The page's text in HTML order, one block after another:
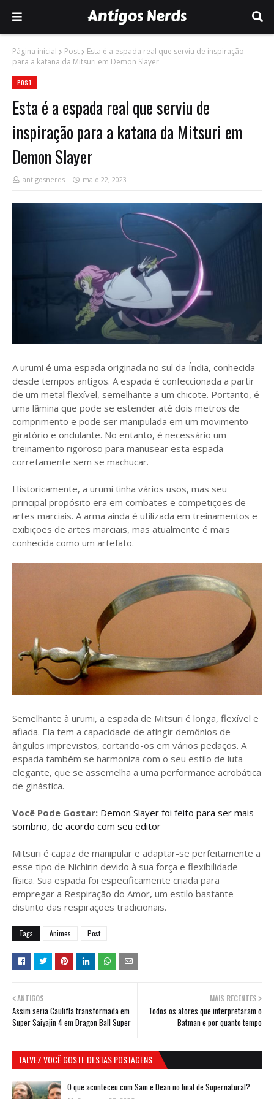
Página inicial Post
Esta é a espada real que serviu de inspiração
para a katana da Mitsuri em Demon Slayer
POST
Esta é a espada real que serviu de
inspiração para a katana da Mitsuri em
Demon Slayer
antigosnerds maio 22, 2023
A urumi é uma espada originada no sul da Índia, conhecida
desde tempos antigos. A espada é confeccionada a partir
de um metal flexível, semelhante a um chicote. Portanto, é
uma lâmina que pode se estender até dois metros de
comprimento e pode ser manipulada em um movimento
giratório e ondulante. No entanto, é necessário um
treinamento rigoroso para manusear esta espada
corretamente sem se machucar.
Historicamente, a urumi tinha vários usos, mas seu
principal propósito era em combates e competições de
artes marciais. A arma ainda é utilizada em treinamentos e
exibições de artes marciais, mas atualmente é mais
conhecida como um artefato.
Semelhante à urumi, a espada de Mitsuri é longa, flexível e
afiada. Ela tem a capacidade de atingir demônios de
ângulos imprevistos, cortando-os em vários pedaços. A
espada também se harmoniza com o seu estilo de luta
elegante, que se assemelha a uma performance acrobática
de ginástica.
Você Pode Gostar: Demon Slayer foi feito para ser mais
sombrio, de acordo com seu editor
Mitsuri é capaz de manipular e adaptar-se perfeitamente a
esse tipo de Nichirin devido à sua força e flexibilidade
física. Sua espada foi especificamente criada para
empregar a Respiração do Amor, um estilo bastante
distinto das respirações tradicionais.
Tags Animes Post
MAIS RECENTES
Todos os atores que interpretaram o
Batman e por quanto tempo
ANTIGOS
Assim seria Caulifla transformada em
Super Saiyajin 4 em Dragon Ball Super
TALVEZ VOCÊ GOSTE DESTAS POSTAGENS
O que aconteceu com Sam e Dean no final de Supernatural?